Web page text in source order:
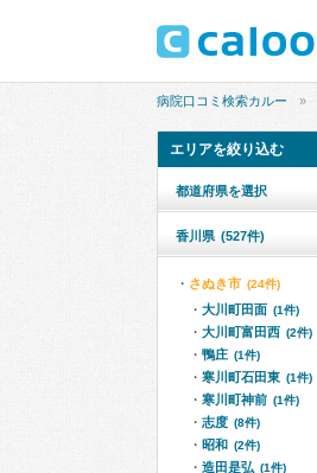
病院口コミ検索カルー
エリアを絞り込む
都道府県を選択
香川県 (527件)
さぬき市 (24件)
大川町田面 (1件)
大川町富田西 (2件)
鴨庄 (1件)
寒川町石田東 (1件)
寒川町神前 (1件)
志度 (8件)
昭和 (2件)
造田是弘 (1件)